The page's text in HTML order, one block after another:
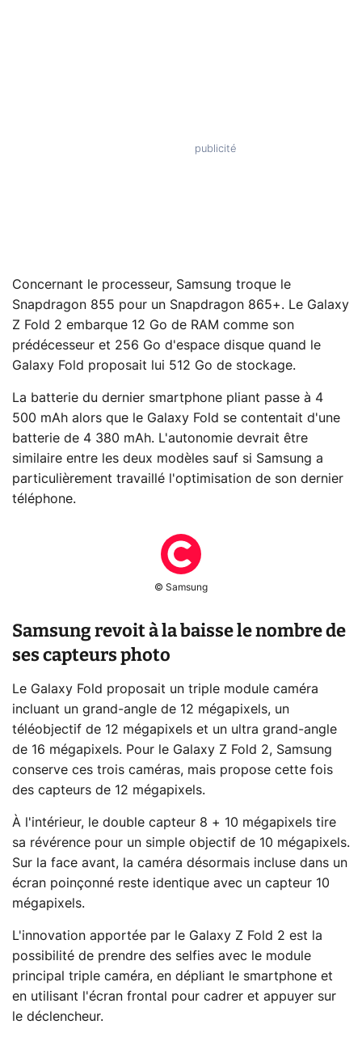
Concernant le processeur, Samsung troque le
Snapdragon 855 pour un Snapdragon 865+. Le Galaxy
Z Fold 2 embarque 12 Go de RAM comme son
prédécesseur et 256 Go d'espace disque quand le
Galaxy Fold proposait lui 512 Go de stockage.
La batterie du dernier smartphone pliant passe à 4
500 mAh alors que le Galaxy Fold se contentait d'une
batterie de 4 380 mAh. L'autonomie devrait être
similaire entre les deux modèles sauf si Samsung a
particulièrement travaillé l'optimisation de son dernier
téléphone.
© Samsung
Samsung revoit à la baisse le nombre de
ses capteurs photo
Le Galaxy Fold proposait un triple module caméra
incluant un grand-angle de 12 mégapixels, un
téléobjectif de 12 mégapixels et un ultra grand-angle
de 16 mégapixels. Pour le Galaxy Z Fold 2, Samsung
conserve ces trois caméras, mais propose cette fois
des capteurs de 12 mégapixels.
À l'intérieur, le double capteur 8 + 10 mégapixels tire
sa révérence pour un simple objectif de 10 mégapixels.
Sur la face avant, la caméra désormais incluse dans un
écran poinçonné reste identique avec un capteur 10
mégapixels.
L'innovation apportée par le Galaxy Z Fold 2 est la
possibilité de prendre des selfies avec le module
principal triple caméra, en dépliant le smartphone et
en utilisant l'écran frontal pour cadrer et appuyer sur
le déclencheur.